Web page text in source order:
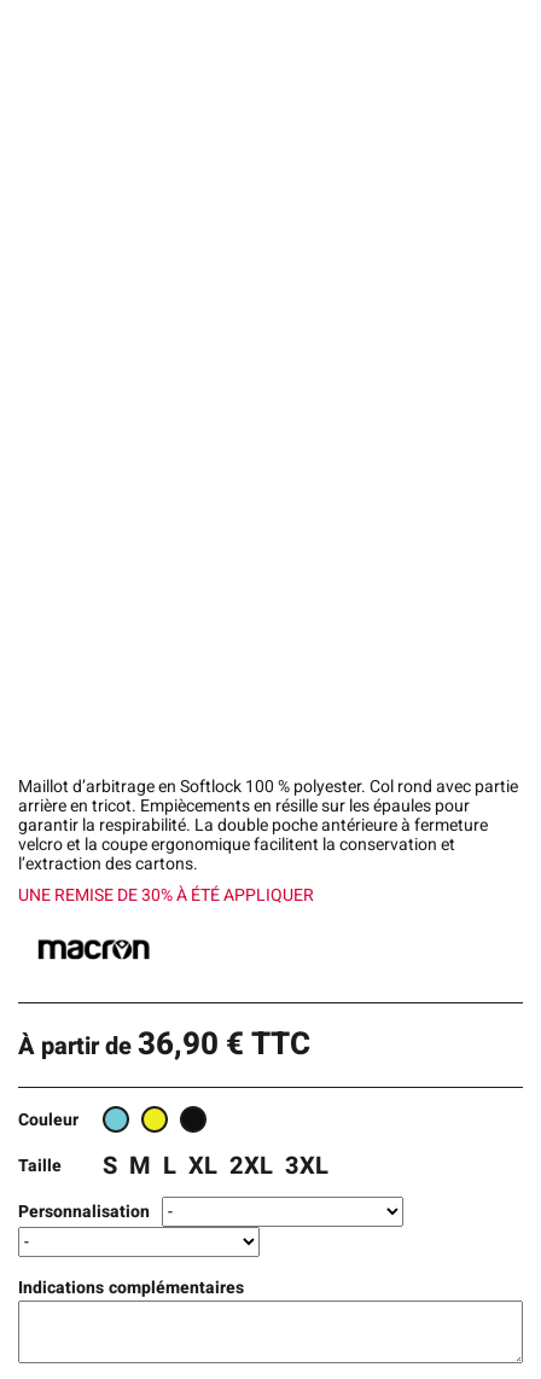
Maillot d’arbitrage en Softlock 100 % polyester. Col rond avec partie
arrière en tricot. Empiècements en résille sur les épaules pour
garantir la respirabilité. La double poche antérieure à fermeture
velcro et la coupe ergonomique facilitent la conservation et
l’extraction des cartons.
UNE REMISE DE 30% À ÉTÉ APPLIQUER
À partir de36,90 €TTC
Couleur
Taille
S M L XL 2XL 3XL
Personnalisation
Indications complémentaires